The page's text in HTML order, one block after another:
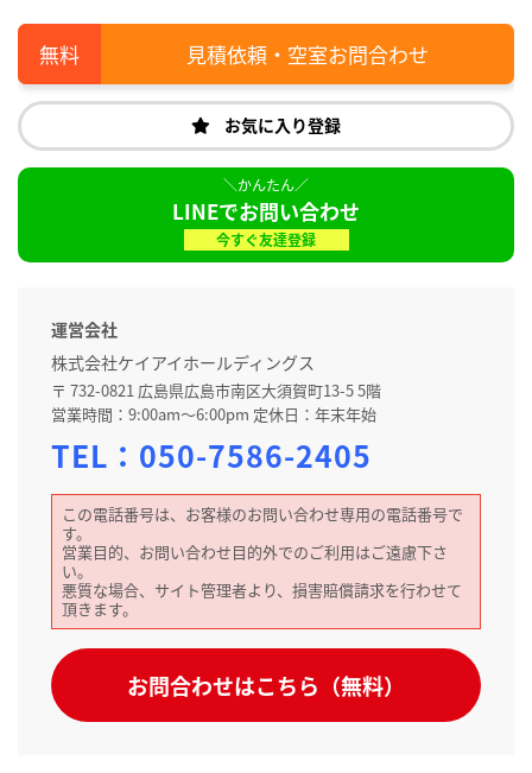
見積依頼・空室お問合わせ
お気に入り登録
LINEでお問い合わせ
今すぐ友達登録
運営会社
株式会社ケイアイホールディングス
〒 732-0821 広島県広島市南区大須賀町13-5 5階
営業時間：9:00am～6:00pm 定休日：年末年始
TEL： 050-7586-2405
この電話番号は、お客様のお問い合わせ専用の電話番号で
す。
営業目的、お問い合わせ目的外でのご利用はご遠慮下さ
い。
悪質な場合、サイト管理者より、損害賠償請求を行わせて
頂きます。
お問合わせはこちら（無料）